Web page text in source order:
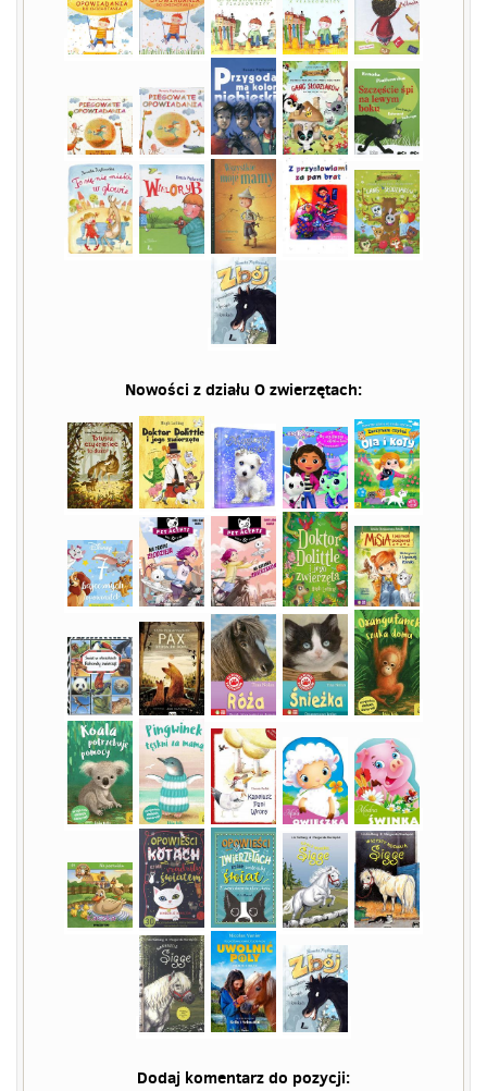
Nowości z działu O zwierzętach:
Dodaj komentarz do pozycji: